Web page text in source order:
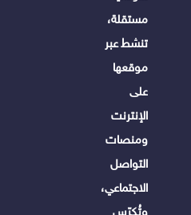
مستقلة،
تنشط عبر
موقعها
على
الإنترنت
ومنصات
التواصل
الاجتماعي،
وتُكرّس